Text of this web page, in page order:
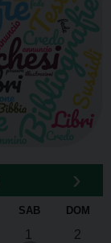
›
SAB DOM
1
2